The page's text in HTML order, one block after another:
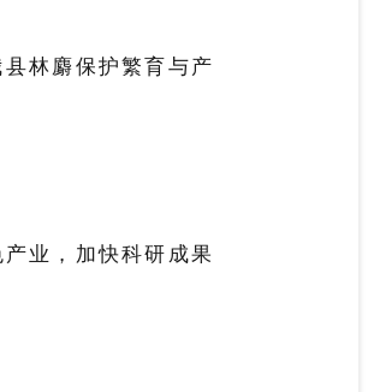
林麝保护繁育与产
业，加快科研成果